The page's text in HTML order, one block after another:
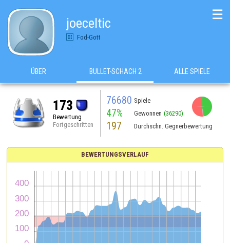
joeceltic
Fod-Gott
☰
ÜBER BULLET-SCHACH 2 ALLE SPIELE
173
Bewertung
Fortgeschritten
76680 Spiele
47% Gewonnen (36290)
197 Durchschn. Gegnerbewertung
BEWERTUNGSVERLAUF